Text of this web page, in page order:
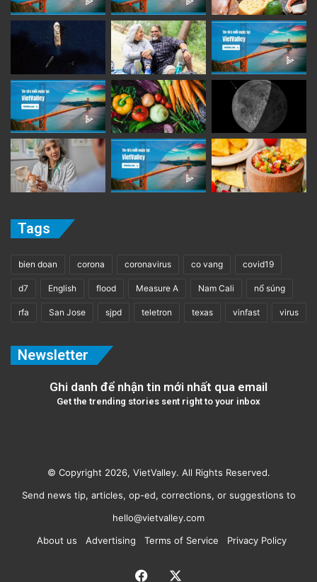
Tags
bien doan corona coronavirus co vang covid19
d7 English flood Measure A Nam Cali nổ súng
rfa San Jose sjpd teletron texas vinfast virus
Newsletter
Ghi danh để nhận tin mới nhất qua email
Get the trending stories sent right to your inbox
© Copyright 2026, VietValley. All Rights Reserved.
Send news tip, articles, op-ed, corrections, or suggestions to
hello@vietvalley.com
About us
Advertising Terms of Service Privacy Policy
Facebook